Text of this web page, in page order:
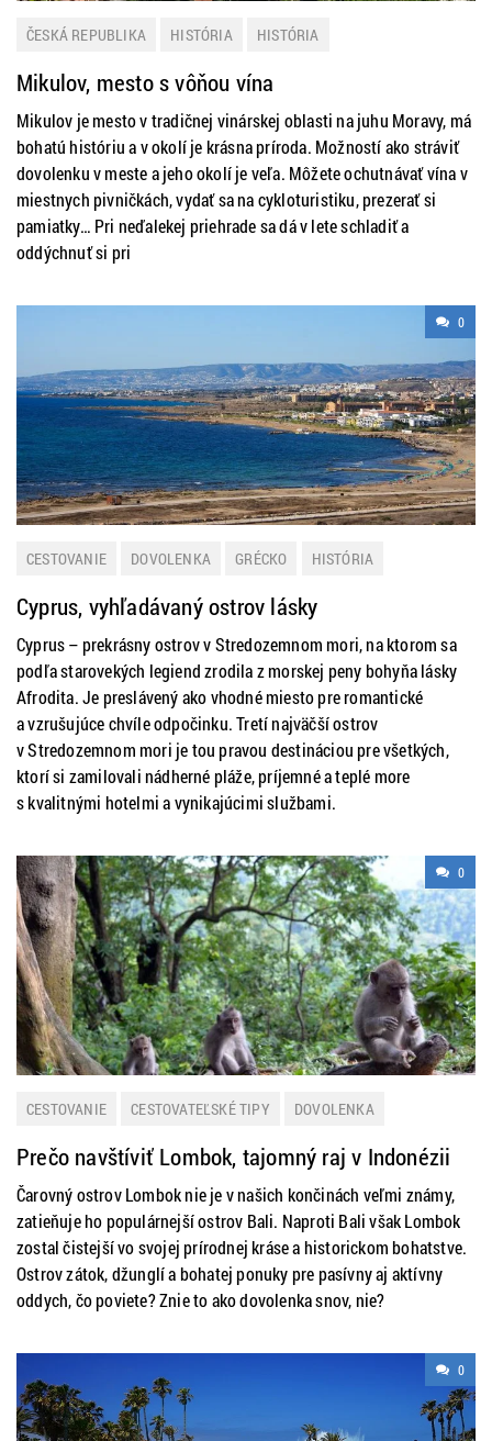
ČESKÁ REPUBLIKA HISTÓRIA
HISTÓRIA
HISTÓRIA A KULTÚRA
ZAHRANIČIE
Mikulov, mesto s vôňou vína
Mikulov je mesto v tradičnej vinárskej oblasti na juhu Moravy, má
bohatú históriu a v okolí je krásna príroda. Možností ako stráviť
dovolenku v meste a jeho okolí je veľa. Môžete ochutnávať vína v
miestnych pivničkách, vydať sa na cykloturistiku, prezerať si
pamiatky… Pri neďalekej priehrade sa dá v lete schladiť a
oddýchnuť si pri
0
CESTOVANIE DOVOLENKA GRÉCKO
HISTÓRIA
LETNÁ DOVOLENKA
ZAHRANIČIE
Cyprus, vyhľadávaný ostrov lásky
Cyprus – prekrásny ostrov v Stredozemnom mori, na ktorom sa
podľa starovekých legiend zrodila z morskej peny bohyňa lásky
Afrodita. Je preslávený ako vhodné miesto pre romantické
a vzrušujúce chvíle odpočinku. Tretí najväčší ostrov
v Stredozemnom mori je tou pravou destináciou pre všetkých,
ktorí si zamilovali nádherné pláže, príjemné a teplé more
s kvalitnými hotelmi a vynikajúcimi službami.
0
CESTOVANIE CESTOVATEĽSKÉ TIPY
DOVOLENKA
DOVOLENKOVÉ DESTINÁCIE
EXOTIKA
LETNÁ DOVOLENKA
Prečo navštíviť Lombok, tajomný raj v Indonézii
Čarovný ostrov Lombok nie je v našich končinách veľmi známy,
zatieňuje ho populárnejší ostrov Bali. Naproti Bali však Lombok
zostal čistejší vo svojej prírodnej kráse a historickom bohatstve.
Ostrov zátok, džunglí a bohatej ponuky pre pasívny aj aktívny
oddych, čo poviete? Znie to ako dovolenka snov, nie?
0